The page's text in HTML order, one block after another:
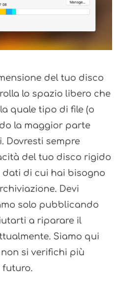
del tuo disco
lo spazio libero che
quale tipo di file (o
la maggior parte
Dovresti sempre
del tuo disco rigido
dati di cui hai bisogno
Devi
solo pubblicando
a riparare il
Siamo qui
si verifichi più
futuro.